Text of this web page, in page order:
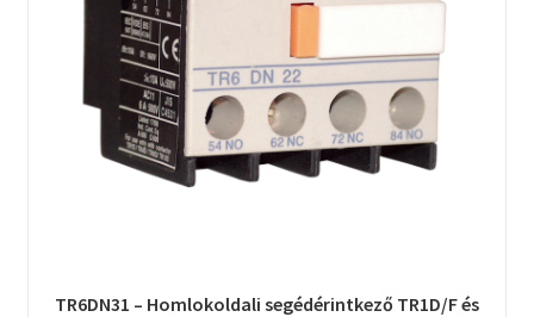
TR6DN31 – Homlokoldali segédérintkező TR1D/F és